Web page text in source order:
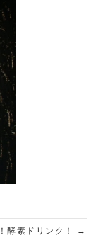
酵素ドリンク！ →